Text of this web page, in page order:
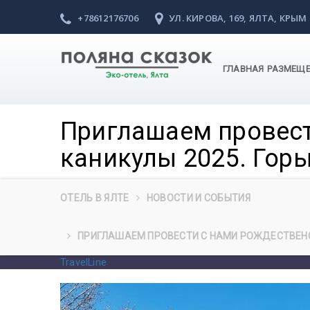
+78612176706 УЛ. КИРОВА, 169, ЯЛТА, КРЫМ
ГЛАВНАЯ
Приглашаем
каникулы 2025.
ОТЕЛЬ В ЯЛТЕ НОВОСТИ И СОБЫТИЯ
ПРИГЛАШАЕМ ПРОВЕСТИ С НАМИ
TravelLine